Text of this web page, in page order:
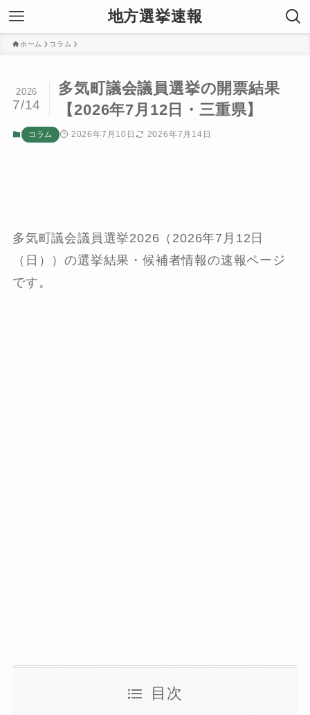
地方選挙速報
ホーム コラム
多気町議会議員選挙の開票結果
【2026年7月12日・三重県】
2026
7/14
コラム 2026年7月10日 2026年7月14日
多気町議会議員選挙2026（2026年7月12日
（日））の選挙結果・候補者情報の速報ページ
です。
目次